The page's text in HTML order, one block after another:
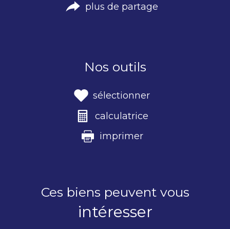
plus de partage
Nos outils
sélectionner
calculatrice
imprimer
Ces biens peuvent vous
intéresser